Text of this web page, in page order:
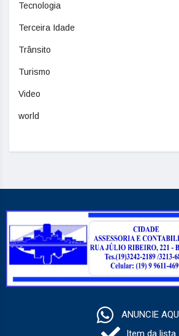
Tecnologia
Terceira Idade
Trânsito
Turismo
Video
world
ANUNCIE AQUI
Item da lista